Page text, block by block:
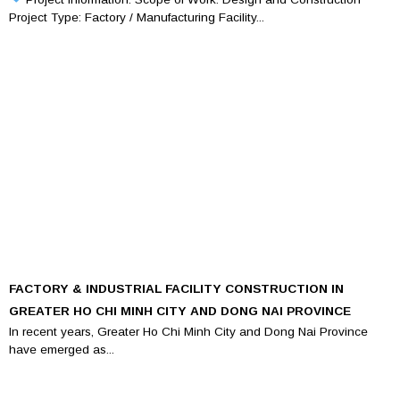
Project Type: Factory / Manufacturing Facility...
FACTORY & INDUSTRIAL FACILITY CONSTRUCTION IN
GREATER HO CHI MINH CITY AND DONG NAI PROVINCE
In recent years, Greater Ho Chi Minh City and Dong Nai Province
have emerged as...